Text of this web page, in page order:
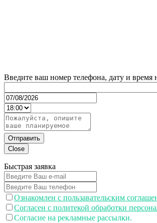
Введите ваш номер телефона, дату и время
Отправить
Close
Быстрая заявка
Ознакомлен с пользавательским
Согласен с политекой обработки
Согласие на рекламные рассылки.